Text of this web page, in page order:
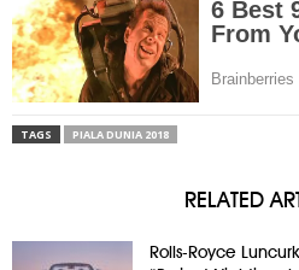
TAGS PIALA DUNIA 2018
RELATED
Rolls-Royce